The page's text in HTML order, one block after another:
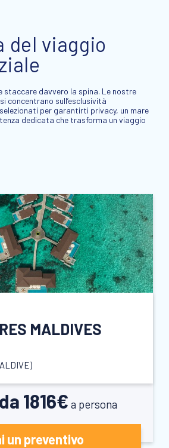
del viaggio
staccare davvero la spina. Le nostre
concentrano sull’esclusività
per garantirti privacy, un mare
dedicata che trasforma un viaggio
MALDIVES
)
da 1816€ a persona
un preventivo